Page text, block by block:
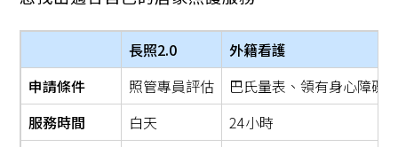
長照2.0
外籍看護
申請條件
照管專員評估
巴氏量表、領有身心障礙
服務時間
白天
24小時